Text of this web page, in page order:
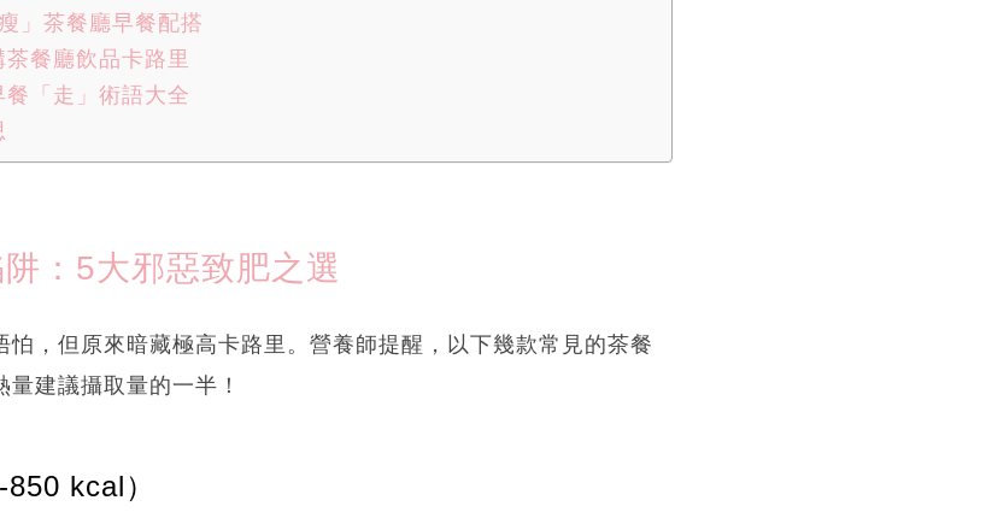
」茶餐廳早餐配搭
餐廳飲品卡路里
「走」術語大全
：5大邪惡致肥之選
，但原來暗藏極高卡路里。營養師提醒，以下幾款常見的茶餐
建議攝取量的一半！
kcal）